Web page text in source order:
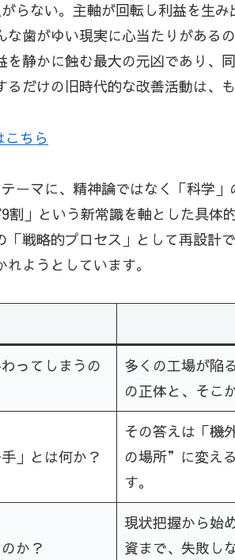
らない。主軸が回転し利益を生
歯がゆい現実に心当たりがある
静かに蝕む最大の元凶であり
だけの旧時代的な改善活動は、
ちら
ーマに、精神論ではなく「科学
」という新常識を軸とした具
戦略的プロセス」として再設計
ようとしています。
ってしまうの
多くの工場が陥
の正体と、そこ
」とは何か？
その答えは「機
の場所”に変え
す。
か？
現状把握から始
資まで、失敗し